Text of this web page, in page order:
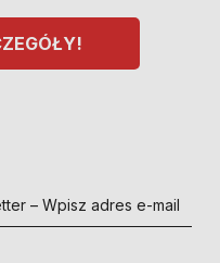
– Wpisz adres e-mail